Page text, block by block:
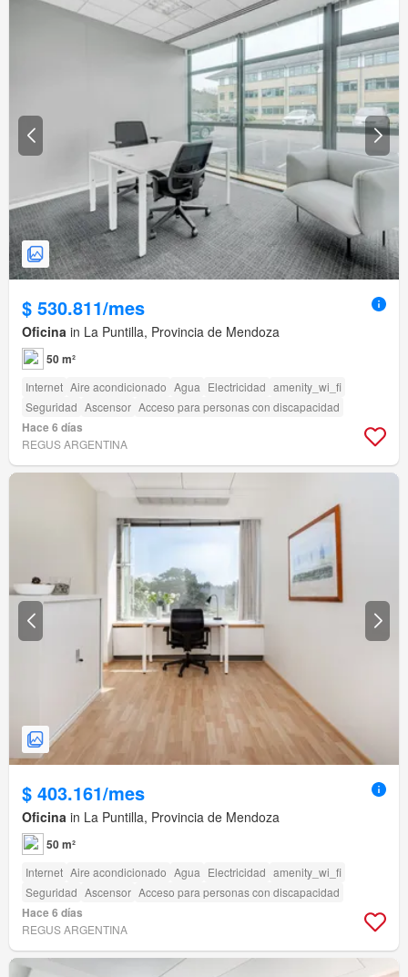
$ 530.811/mes
Oficina in La Puntilla, Provincia de Mendoza
50 m²
Internet Aire acondicionado Agua Electricidad amenity_wi_fi
Seguridad Ascensor Acceso para personas con discapacidad
Hace 6 días
REGUS ARGENTINA
$ 403.161/mes
Oficina in La Puntilla, Provincia de Mendoza
50 m²
Internet Aire acondicionado Agua Electricidad amenity_wi_fi
Seguridad Ascensor Acceso para personas con discapacidad
Hace 6 días
REGUS ARGENTINA